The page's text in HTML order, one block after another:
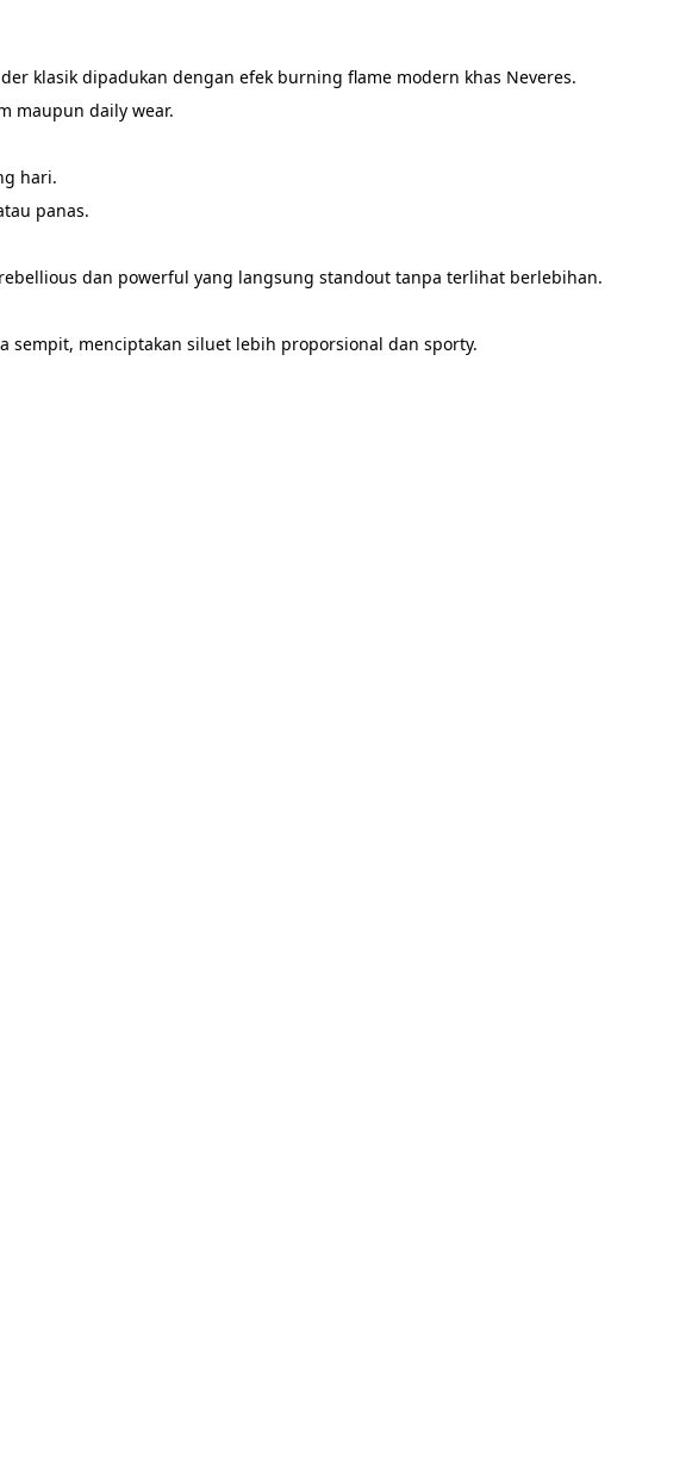
klasik dipadukan dengan efek burning flame modern khas Neveres.
maupun daily wear.
hari.
panas.
dan powerful yang langsung standout tanpa terlihat berlebihan.
sempit, menciptakan siluet lebih proporsional dan sporty.